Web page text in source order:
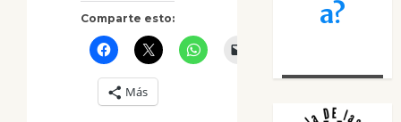
Comparte esto:
Más
a?